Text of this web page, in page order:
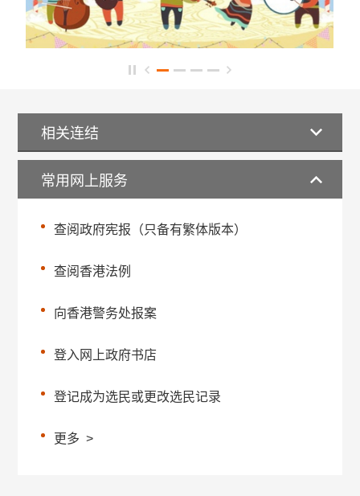
相关连结
常用网上服务
查阅政府宪报（只备有繁体版本）
查阅香港法例
向香港警务处报案
登入网上政府书店
登记成为选民或更改选民记录
更多 >